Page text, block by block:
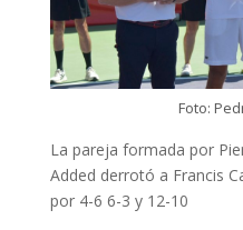
Foto:
La pareja formada por
Added derrotó a Francis
por 4-6 6-3 y 12-10